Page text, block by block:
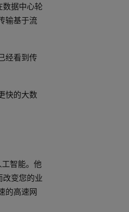
据中心轮
输基于流
经看到传
快的大数
智能。他
变您的业
的高速网